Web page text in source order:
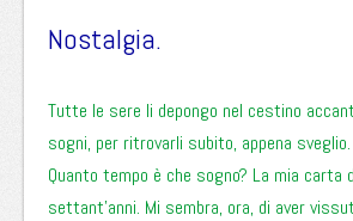
Nostalgia.
Tutte le sere li depongo nel cestino
sogni, per ritrovarli subito, appena sveglio.
Quanto tempo è che sogno? La mia carta
settant’anni. Mi sembra, ora, di aver